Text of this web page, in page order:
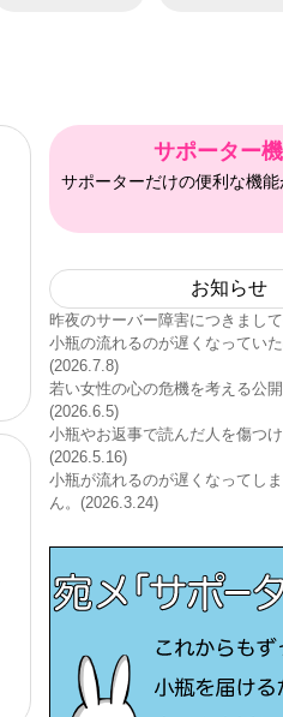
サポーター
サポーターだけの便利な機能
お知らせ
昨夜のサーバー障害につきまし
小瓶の流れるのが遅くなってい
(2026.7.8)
若い女性の心の危機を考える公
(2026.6.5)
小瓶やお返事で読んだ人を傷つ
(2026.5.16)
小瓶が流れるのが遅くなってし
ん。(2026.3.24)